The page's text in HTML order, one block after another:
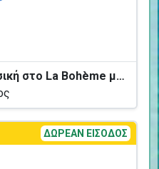
Ζωντανή Ελληνική Μουσική στο La Bohème με τους BANDIRNTI
ΔΩΡΕΑΝ ΕΙΣΟΔΟΣ